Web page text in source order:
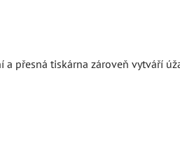
přesná tiskárna zároveň vytváří